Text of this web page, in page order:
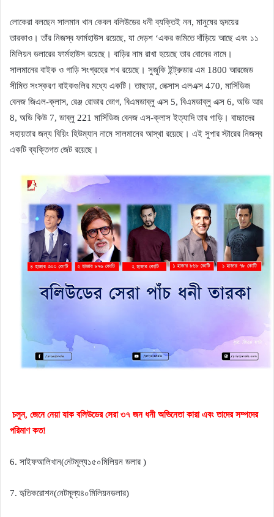
লোকেরা বলছেন সালমান খান কেবল বলিউডের ধনী ব্যক্তিই নন, মানুষের হৃদয়ের
তারকাও। তাঁর নিজস্ব ফার্মহাউস রয়েছে, যা দেড়শ ‘একর জমিতে দাঁড়িয়ে আছে এবং ১১
মিলিয়ন ডলারের ফার্মহাউস রয়েছে। বাড়ির নাম রাখা হয়েছে তার বোনের নামে।
সালমানের বাইক ও গাড়ি সংগ্রহের শখ রয়েছে। সুজুকি ইন্ট্রুডার এম 1800 আরজেড
সীমিত সংস্করণ বাইকগুলির মধ্যে একটি। তাছাড়া, লেক্সাস এলএক্স 470, মার্সিডিজ
বেনজ জিএল-ক্লাস, রেঞ্জ রোভার ভোগ, বিএমডাব্লু এক্স 5, বিএমডাব্লু এক্স 6, অডি আর
8, অডি কিউ 7, ডাব্লু 221 মার্সিডিজ বেনজ এস-ক্লাস ইত্যাদি তার গাড়ি। বাচ্চাদের
সহায়তার জন্য বিয়িং হিউম্যান নামে সালমানের আস্থা রয়েছে। এই সুপার স্টারের নিজস্ব
একটি ব্যক্তিগত জেট রয়েছে।
চলুন, জেনে নেয়া যাক বলিউডের সেরা ৩৭ জন ধনী অভিনেতা কারা এবং তাদের সম্পদের
পরিমাণ কত!
6. সাইফআলিখান(নেটমূল্য১৫০মিলিয়ন ডলার )
7.হৃতিকরোশন(নেটমূল্য৪০মিলিয়নডলার)